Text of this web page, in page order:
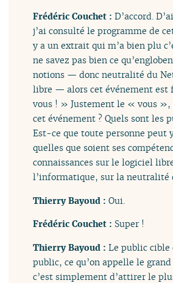
Frédéric Couchet :D’accord.
j’ai consulté le programme de
y a un extrait qui m’a bien plu
ne savez pas bien ce
notions — donc neutralité du
libre — alors cet événement est
vous ! » Justement le « vous »,
cet événement ? Quels sont les
Est-ce que toute personne peut
quelles que soient ses
connaissances sur le logiciel
l’informatique, sur la neutralité
Thierry Bayoud :Oui.
Frédéric Couchet : Super !
Thierry Bayoud :Le public cible
public, ce qu’on appelle le
c’est simplement d’attirer le